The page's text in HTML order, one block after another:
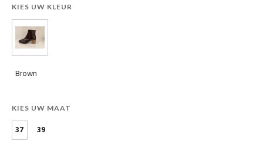
KIES UW KLEUR
Brown
KIES UW MAAT
37 39